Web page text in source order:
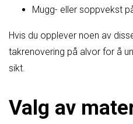
Mugg- eller soppvekst
Hvis du opplever noen av
takrenovering på alvor for å
sikt.
Valg av